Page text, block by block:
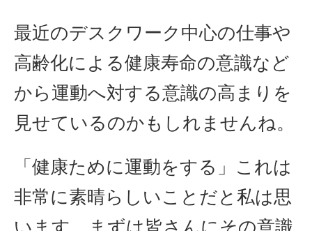
最近のデスクワーク中心の仕事や
高齢化による健康寿命の意識など
から運動へ対する意識の高まりを
見せているのかもしれませんね。
「健康ために運動をする」これは
非常に素晴らしいことだと私は思
います。まずは皆さんにその意識